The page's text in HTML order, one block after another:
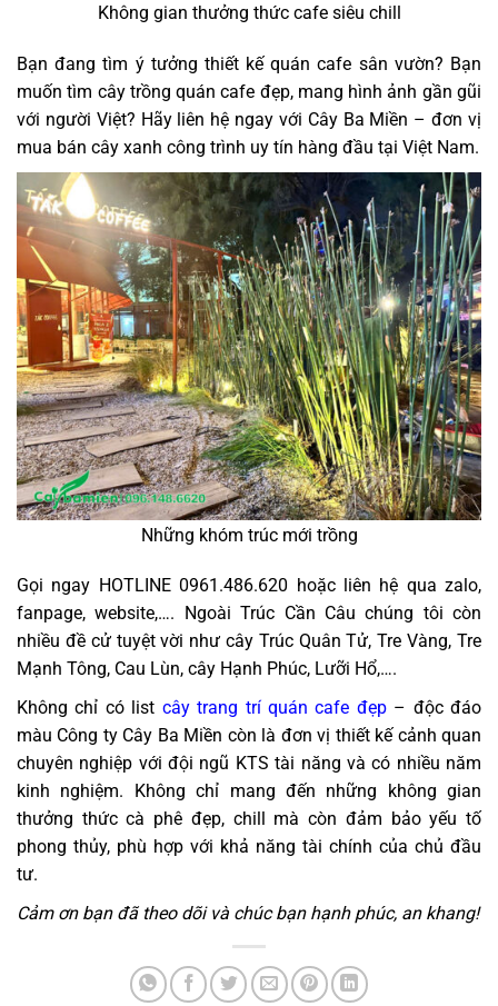
Không gian thưởng thức cafe siêu chill
Bạn đang tìm ý tưởng thiết kế quán cafe sân vườn? Bạn
muốn tìm cây trồng quán cafe đẹp, mang hình ảnh gần gũi
với người Việt? Hãy liên hệ ngay với Cây Ba Miền – đơn vị
mua bán cây xanh công trình uy tín hàng đầu tại Việt Nam.
Những khóm trúc mới trồng
Gọi ngay HOTLINE 0961.486.620 hoặc liên hệ qua zalo,
fanpage, website,…. Ngoài Trúc Cần Câu chúng tôi còn
nhiều đề cử tuyệt vời như cây Trúc Quân Tử, Tre Vàng, Tre
Mạnh Tông, Cau Lùn, cây Hạnh Phúc, Lưỡi Hổ,….
Không chỉ có list cây trang trí quán cafe đẹp– độc đáo
màu Công ty Cây Ba Miền còn là đơn vị thiết kế cảnh quan
chuyên nghiệp với đội ngũ KTS tài năng và có nhiều năm
kinh nghiệm. Không chỉ mang đến những không gian
thưởng thức cà phê đẹp, chill mà còn đảm bảo yếu tố
phong thủy, phù hợp với khả năng tài chính của chủ đầu
tư.
Cảm ơn bạn đã theo dõi và chúc bạn hạnh phúc, an khang!